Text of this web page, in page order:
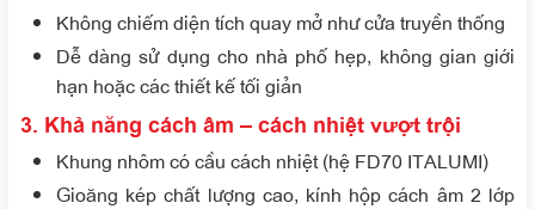
Không chiếm diện tích quay mở như cửa truyền thống
Dễ dàng sử dụng cho nhà phố hẹp, không gian giới
hạn hoặc các thiết kế tối giản
3. Khả năng cách âm – cách nhiệt vượt trội
Khung nhôm có cầu cách nhiệt (hệ FD70 ITALUMI)
Gioăng kép chất lượng cao, kính hộp cách âm 2 lớp